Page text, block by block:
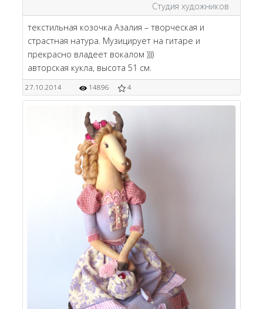
Студия художников
текстильная козочка Азалия – творческая и
страстная натура. Музицирует на гитаре и
прекрасно владеет вокалом ))))
авторская кукла, высота 51 см.
27.10.2014 14896 4